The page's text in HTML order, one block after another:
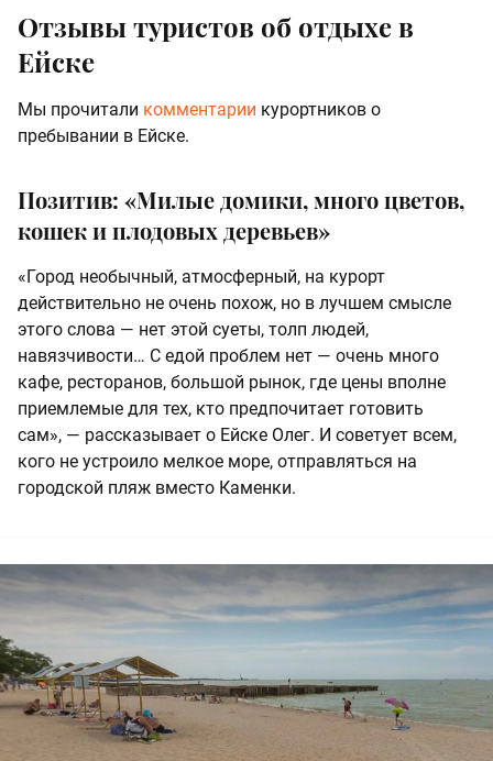
Отзывы туристов об отдыхе в
Ейске
Мы прочитали комментарии курортников о
пребывании в Ейске.
Позитив: «Милые домики, много цветов,
кошек и плодовых деревьев»
«Город необычный, атмосферный, на курорт
действительно не очень похож, но в лучшем смысле
этого слова — нет этой суеты, толп людей,
навязчивости… С едой проблем нет — очень много
кафе, ресторанов, большой рынок, где цены вполне
приемлемые для тех, кто предпочитает готовить
сам», — рассказывает о Ейске Олег. И советует всем,
кого не устроило мелкое море, отправляться на
городской пляж вместо Каменки.